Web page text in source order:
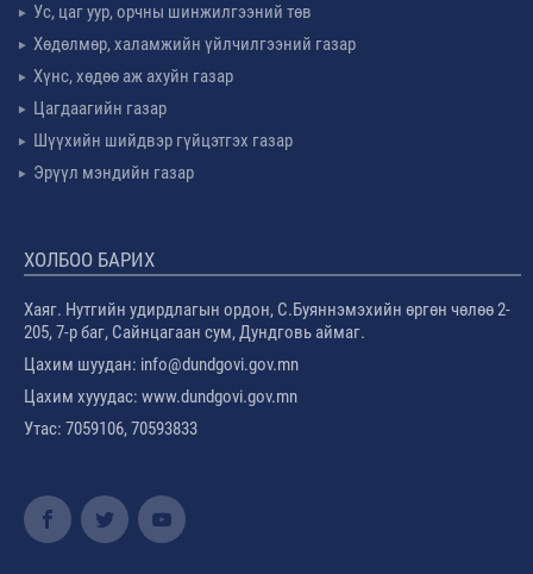
Ус, цаг уур, орчны шинжилгээний төв
Хөдөлмөр, халамжийн үйлчилгээний газар
Хүнс, хөдөө аж ахуйн газар
Цагдаагийн газар
Шүүхийн шийдвэр гүйцэтгэх газар
Эрүүл мэндийн газар
ХОЛБОО БАРИХ
Хаяг. Нутгийн удирдлагын ордон, С.Буяннэмэхийн өргөн чөлөө 2-
205, 7-р баг, Сайнцагаан сум, Дундговь аймаг.
Цахим шуудан: info@dundgovi.gov.mn
Цахим хууудас: www.dundgovi.gov.mn
Утас: 7059106, 70593833